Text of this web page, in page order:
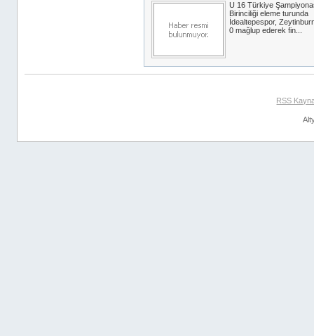
U 16 Türkiye
Birinciliği eleme turunda
İdealtepespor,
0 mağlup ederek fin...
RSS